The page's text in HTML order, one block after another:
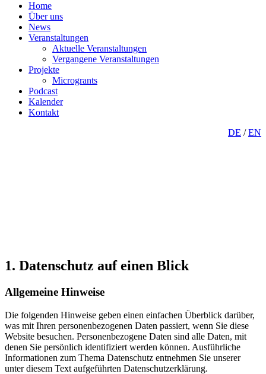
Home
Über uns
News
Veranstaltungen
Aktuelle Veranstaltungen
Vergangene Veranstaltungen
Projekte
Microgrants
Podcast
Kalender
Kontakt
DE /EN
1. Datenschutz auf einen Blick
Allgemeine Hinweise
Die folgenden Hinweise geben einen einfachen Überblick darüber,
was mit Ihren personenbezogenen Daten passiert, wenn Sie diese
Website besuchen. Personenbezogene Daten sind alle Daten, mit
denen Sie persönlich identifiziert werden können. Ausführliche
Informationen zum Thema Datenschutz entnehmen Sie unserer
unter diesem Text aufgeführten Datenschutzerklärung.